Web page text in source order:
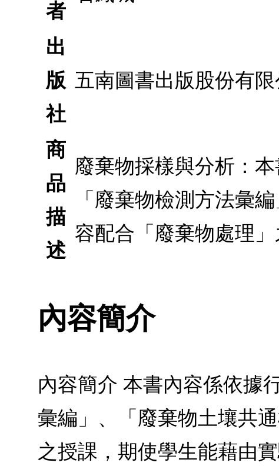
者
出
版
社
五南圖書出版股份有限
商
品
描
述
廢棄物採樣與分析：
「廢棄物檢測方法彙
容配合「廢棄物處理
內容簡介
內容簡介 本書內容係依據
彙編」、「廢棄物土壤共
之授課，期使學生能藉由